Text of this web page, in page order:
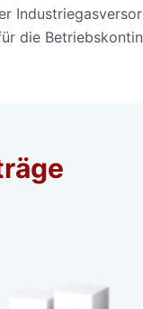
die